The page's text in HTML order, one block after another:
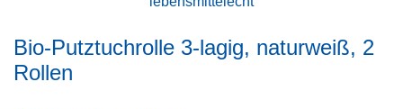
Bio-Putztuchrolle 3-lagig, naturweiß, 2
Rollen